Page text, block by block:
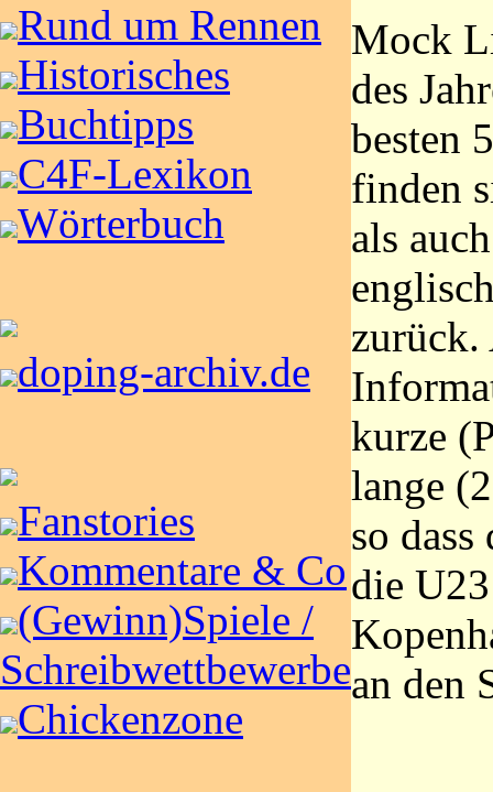
Rund um Rennen
Historisches
Buchtipps
C4F-Lexikon
Wörterbuch
doping-archiv.de
Fanstories
Kommentare & Co
(Gewinn)Spiele /
Schreibwettbewerbe
Chickenzone
Mock
des
besten
finden
als
zurück.
kurze
lange
so
die
an den